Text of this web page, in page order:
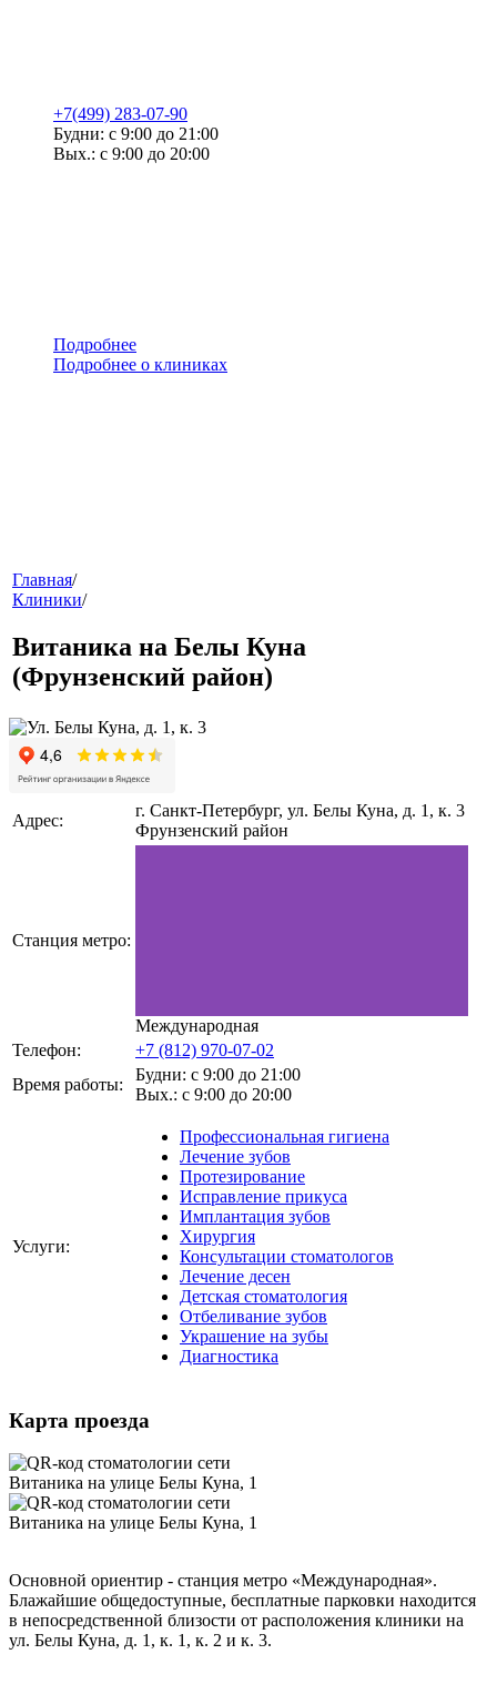
+7(499) 283-07-90
Будни: с 9:00 до 21:00
Вых.: с 9:00 до 20:00
Подробнее
Подробнее о клиниках
меню
звонок
Главная/
Клиники/
Витаника на Белы Куна
(Фрунзенский район)
Адрес:
г. Санкт-Петербург, ул. Белы Куна, д. 1, к. 3
Фрунзенский район
Станция метро:
Международная
Телефон:
+7 (812) 970-07-02
Время работы:
Будни: с 9:00 до 21:00
Вых.: с 9:00 до 20:00
Услуги:
Профессиональная гигиена
Лечение зубов
Протезирование
Исправление прикуса
Имплантация зубов
Хирургия
Консультации стоматологов
Лечение десен
Детская стоматология
Отбеливание зубов
Украшение на зубы
Диагностика
Карта проезда
Основной ориентир - станция метро «Международная».
Блажайшие общедоступные, бесплатные парковки находится
в непосредственной близости от расположения клиники на
ул. Белы Куна, д. 1, к. 1, к. 2 и к. 3.